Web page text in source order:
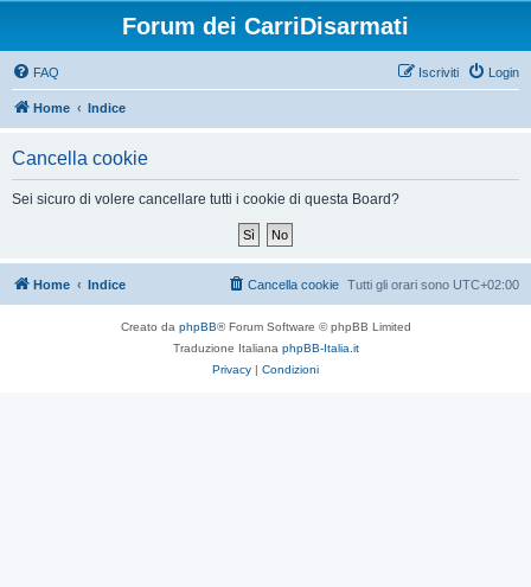
Forum dei CarriDisarmati
FAQ Login
Iscriviti
Home Indice
Cancella cookie
Sei sicuro di volere cancellare tutti i cookie di questa Board?
Home Indice Tutti gli orari sono UTC+02:00
Cancella cookie
Creato da phpBB® Forum Software © phpBB Limited
Traduzione Italiana phpBB-Italia.it
Privacy | Condizioni